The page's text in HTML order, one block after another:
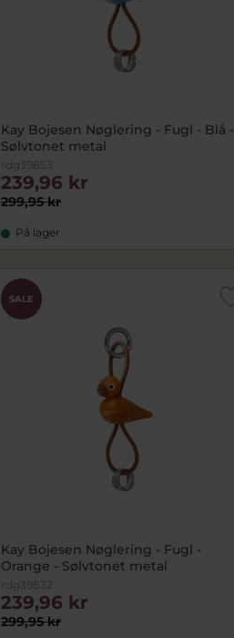
Kay Bojesen Nøglering - Fugl - Blå -
Sølvtonet metal
rdg39853
299,95 kr
239,96 kr
På lager
SALE
Kay Bojesen Nøglering - Fugl -
Orange - Sølvtonet metal
rdg39832
299,95 kr
239,96 kr